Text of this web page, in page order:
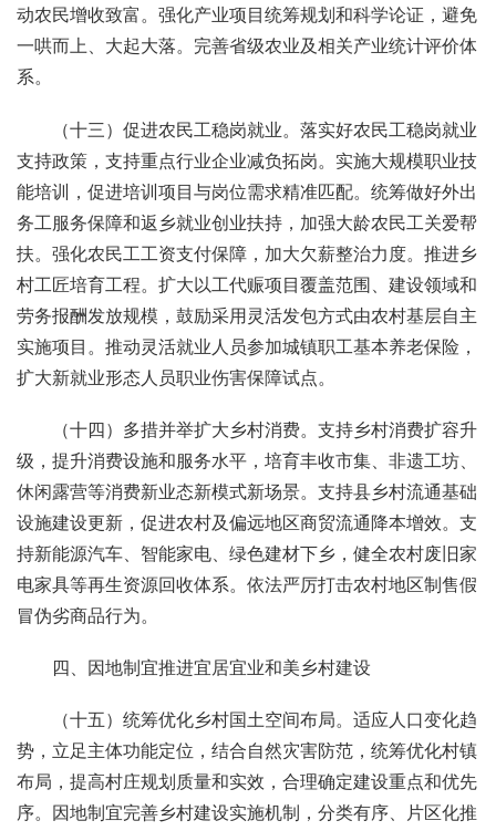
动农民增收致富。强化产业项目统筹规划和科学论证，避免
一哄而上、大起大落。完善省级农业及相关产业统计评价体
系。
（十三）促进农民工稳岗就业。落实好农民工稳岗就业
支持政策，支持重点行业企业减负拓岗。实施大规模职业技
能培训，促进培训项目与岗位需求精准匹配。统筹做好外出
务工服务保障和返乡就业创业扶持，加强大龄农民工关爱帮
扶。强化农民工工资支付保障，加大欠薪整治力度。推进乡
村工匠培育工程。扩大以工代赈项目覆盖范围、建设领域和
劳务报酬发放规模，鼓励采用灵活发包方式由农村基层自主
实施项目。推动灵活就业人员参加城镇职工基本养老保险，
扩大新就业形态人员职业伤害保障试点。
（十四）多措并举扩大乡村消费。支持乡村消费扩容升
级，提升消费设施和服务水平，培育丰收市集、非遗工坊、
休闲露营等消费新业态新模式新场景。支持县乡村流通基础
设施建设更新，促进农村及偏远地区商贸流通降本增效。支
持新能源汽车、智能家电、绿色建材下乡，健全农村废旧家
电家具等再生资源回收体系。依法严厉打击农村地区制售假
冒伪劣商品行为。
四、因地制宜推进宜居宜业和美乡村建设
（十五）统筹优化乡村国土空间布局。适应人口变化趋
势，立足主体功能定位，结合自然灾害防范，统筹优化村镇
布局，提高村庄规划质量和实效，合理确定建设重点和优先
序。因地制宜完善乡村建设实施机制，分类有序、片区化推